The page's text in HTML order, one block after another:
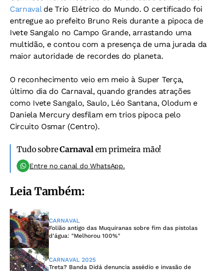
Carnavalde Trio Elétrico do Mundo. O certificado foi
entregue ao prefeito Bruno Reis durante a pipoca de
Ivete Sangalo no Campo Grande, arrastando uma
multidão, e contou com a presença de uma jurada da
maior autoridade de recordes do planeta.
O reconhecimento veio em meio à Super Terça,
último dia do Carnaval, quando grandes atrações
como Ivete Sangalo, Saulo, Léo Santana, Olodum e
Daniela Mercury desfilam em trios pipoca pelo
Circuito Osmar (Centro).
Tudo sobreCarnavalem primeira mão!
Entre no canal do WhatsApp.
Leia Também:
CARNAVAL
Folião antigo das Muquiranas sobre fim das pistolas
d'água: "Melhorou 100%"
CARNAVAL 2025
Treta? Banda Didá denuncia assédio e invasão de